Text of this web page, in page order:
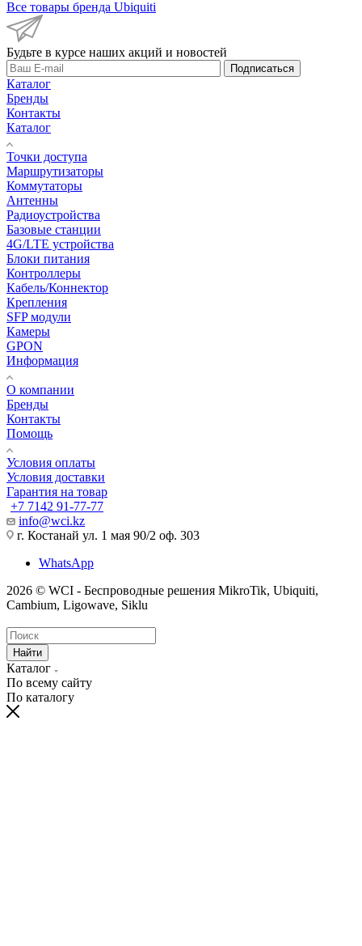
Все товары бренда Ubiquiti
Будьте в курсе наших акций и новостей
Подписаться
Каталог
Бренды
Контакты
Каталог
Точки доступа
Маршрутизаторы
Коммутаторы
Антенны
Радиоустройства
Базовые станции
4G/LTE устройства
Блоки питания
Контроллеры
Кабель/Коннектор
Крепления
SFP модули
Камеры
GPON
Информация
О компании
Бренды
Контакты
Помощь
Условия оплаты
Условия доставки
Гарантия на товар
+7 7142 91-77-77
info@wci.kz
г. Костанай ул. 1 мая 90/2 оф. 303
WhatsApp
2026 © WCI - Беспроводные решения MikroTik, Ubiquiti,
Cambium, Ligowave, Siklu
Найти
Каталог
По всему сайту
По каталогу